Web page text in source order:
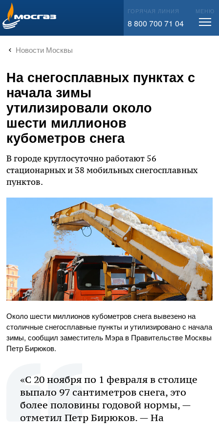
info@mos-gaz.ru ГОРЯЧАЯ ЛИНИЯ
8 800 700 71 04
МЕНЮ
Новости Москвы
На снегосплавных пунктах с
начала зимы
утилизировали около
шести миллионов
кубометров снега
В городе круглосуточно работают 56
стационарных и 38 мобильных снегосплавных
пунктов.
Около шести миллионов кубометров снега вывезено на
столичные снегосплавные пункты и утилизировано с начала
зимы, сообщил заместитель Мэра в Правительстве Москвы
Петр Бирюков.
«С 20 ноября по 1 февраля в столице
выпало 97 сантиметров снега, это
более половины годовой нормы, —
отметил Петр Бирюков. — На